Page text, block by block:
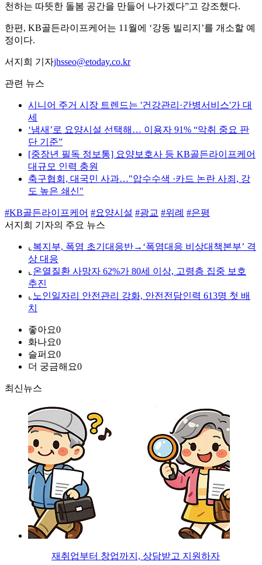
천하는 따뜻한 돌봄 공간을 만들어 나가겠다”고 강조했다.
한편, KB골든라이프케어는 11월에 ‘강동 빌리지’를 개소할 예
정이다.
서지희 기자jhsseo@etoday.co.kr
관련 뉴스
시니어 주거 시장 트렌드는 '건강관리·간병서비스'가 대
세
‘냄새’로 요양시설 선택해… 이용자 91% “악취 중요 판
단 기준”
[중장년 필독 정보통] 요양보호사 등 KB골든라이프케어
대규모 인력 충원
축구협회, 대국민 사과…"압수수색 ·카드 논란 사죄, 강
도 높은 쇄신"
#KB골든라이프케어 #요양시설 #광교 #위례 #은평
서지희 기자의 주요 뉴스
⌞ 복지부, 폭염 초기대응반→‘폭염대응 비상대책본부’ 격
상 대응
⌞ 온열질환 사망자 62%가 80세 이상, 고령층 집중 보호
추진
⌞ 노인일자리 안전관리 강화, 안전전담인력 613명 첫 배
치
좋아요0
화나요0
슬퍼요0
더 궁금해요0
최신뉴스
재취업부터 창업까지, 상담받고 지원하자